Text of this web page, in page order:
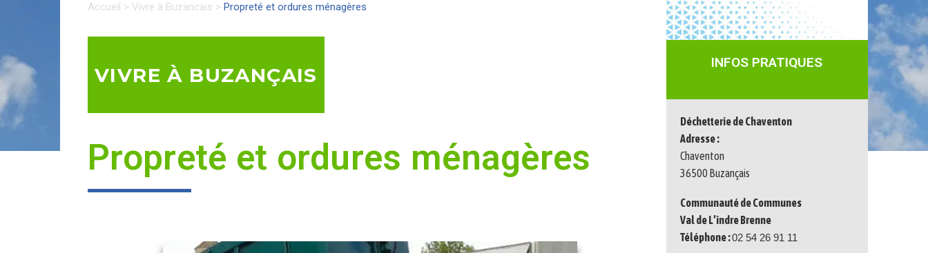
Accueil > Vivre à Buzancais > Propreté et ordures ménagères
VIVRE À BUZANÇAIS
Propreté et ordures ménagères
INFOS PRATIQUES
Déchetterie de Chaventon
Adresse :
Chaventon
36500 Buzançais
Communauté de Communes
Val de L’indre Brenne
Téléphone :02 54 26 91 11